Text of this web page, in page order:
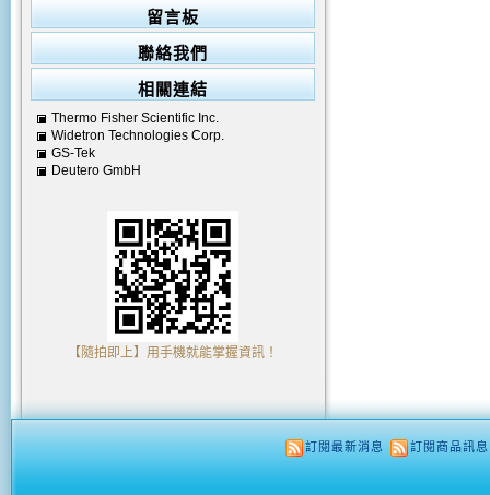
留言板
聯絡我們
相關連結
Thermo Fisher Scientific Inc.
Widetron Technologies Corp.
GS-Tek
Deutero GmbH
【隨拍即上】用手機就能掌握資訊！
訂閱最新消息 訂閱商品訊息